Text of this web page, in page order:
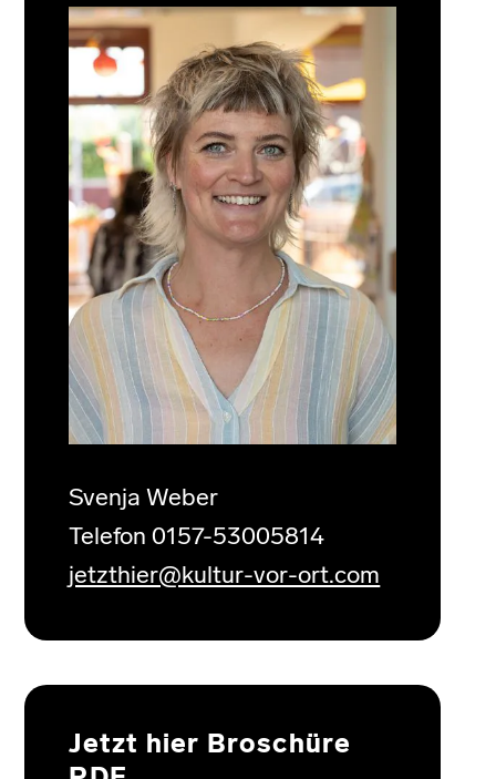
Svenja Weber
Telefon 0157-53005814
jetzthier@kultur-vor-ort.com
Jetzt hier Broschüre